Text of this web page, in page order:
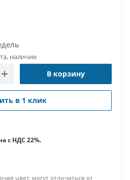
резервного
сред, где
и минимальных
наличие
В корзину
в 1 клик
с НДС 22%.
цвет, могут отличаться от